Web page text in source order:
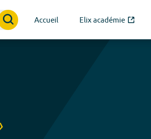
Accueil Elix académie